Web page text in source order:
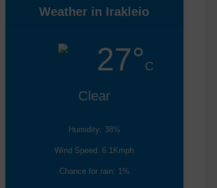
Weather in Irakleio
27°C
Clear
Humidity: 38%
Wind Speed: 6.1Kmph
Chance for rain: 1%